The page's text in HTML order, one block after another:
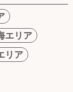
エリア
リア